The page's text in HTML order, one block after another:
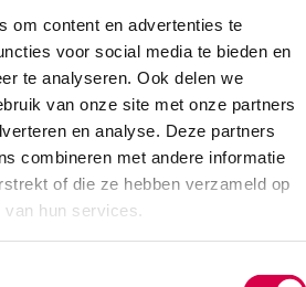
om content en advertenties te
voor social media te bieden en
te analyseren. Ook delen we
van onze site met onze partners
en analyse. Deze partners
combineren met andere informatie
of die ze hebben verzameld op
hun services.